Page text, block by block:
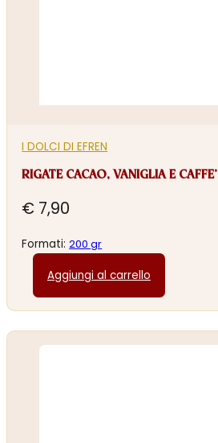
I DOLCI DI EFREN
RIGATE CACAO, VANIGLIA E CAFFE’
€ 7,90
Formati:200 gr
Aggiungi al carrello